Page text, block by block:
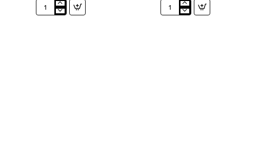
Milkybar
100
Dinosaurus
Chocolate